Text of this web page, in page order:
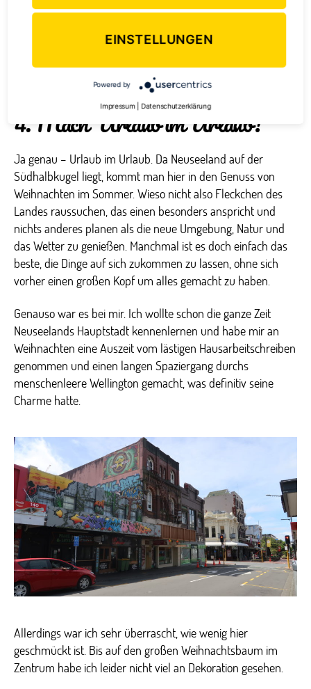
4. Mach‘ Urlaub im Urlaub!
Ja genau – Urlaub im Urlaub. Da Neuseeland auf der
Südhalbkugel liegt, kommt man hier in den Genuss von
Weihnachten im Sommer. Wieso nicht also Fleckchen des
Landes raussuchen, das einen besonders anspricht und
nichts anderes planen als die neue Umgebung, Natur und
das Wetter zu genießen. Manchmal ist es doch einfach das
beste, die Dinge auf sich zukommen zu lassen, ohne sich
vorher einen großen Kopf um alles gemacht zu haben.
Genauso war es bei mir. Ich wollte schon die ganze Zeit
Neuseelands Hauptstadt kennenlernen und habe mir an
Weihnachten eine Auszeit vom lästigen Hausarbeitschreiben
genommen und einen langen Spaziergang durchs
menschenleere Wellington gemacht, was definitiv seine
Charme hatte.
Allerdings war ich sehr überrascht, wie wenig hier
geschmückt ist. Bis auf den großen Weihnachtsbaum im
Zentrum habe ich leider nicht viel an Dekoration gesehen.
EINSTELLUNGEN
Powered by
Impressum Datenschutzerklärung